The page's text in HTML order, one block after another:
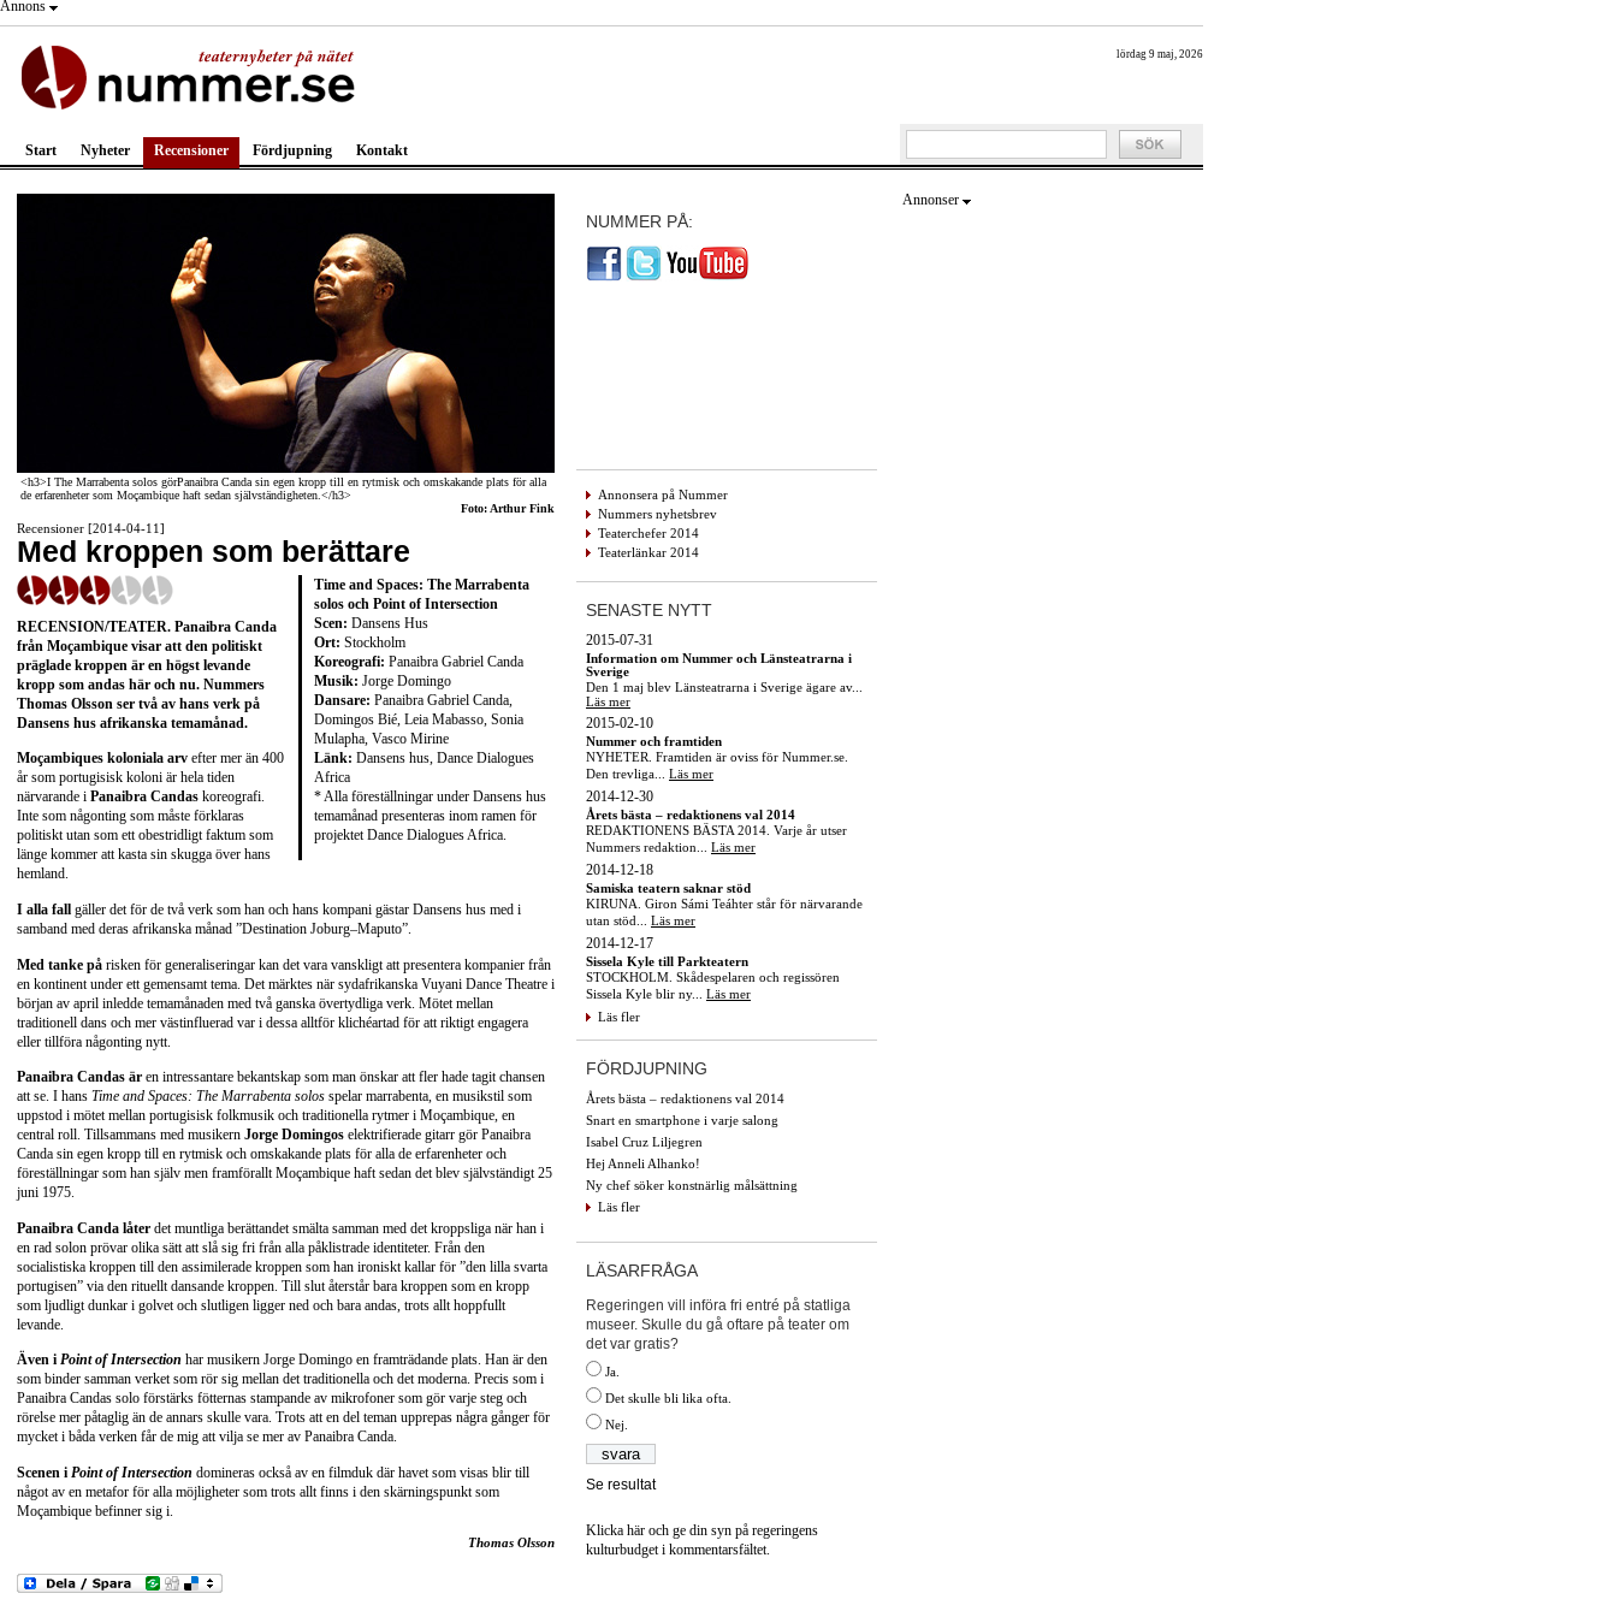
Annons
lördag 9 maj, 2026
Start Nyheter Recensioner Fördjupning Kontakt
<h3>I The Marrabenta solos görPanaibra Canda sin egen kropp till en rytmisk och omskakande plats för alla
de erfarenheter som Moçambique haft sedan självständigheten.</h3>
Foto: Arthur Fink
Recensioner [2014-04-11]
Med kroppen som berättare
Time and Spaces: The Marrabenta
solos och Point of Intersection
Scen: Dansens Hus
Ort: Stockholm
Koreografi: Panaibra Gabriel Canda
Musik: Jorge Domingo
Dansare: Panaibra Gabriel Canda,
Domingos Bié, Leia Mabasso, Sonia
Mulapha, Vasco Mirine
Länk: Dansens hus, Dance Dialogues
Africa
* Alla föreställningar under Dansens hus
temamånad presenteras inom ramen för
projektet Dance Dialogues Africa.
RECENSION/TEATER. Panaibra Canda
från Moçambique visar att den politiskt
präglade kroppen är en högst levande
kropp som andas här och nu. Nummers
Thomas Olsson ser två av hans verk på
Dansens hus afrikanska temamånad.
Moçambiques koloniala arv efter mer än 400
år som portugisisk koloni är hela tiden
närvarande i Panaibra Candas koreografi.
Inte som någonting som måste förklaras
politiskt utan som ett obestridligt faktum som
länge kommer att kasta sin skugga över hans
hemland.
I alla fall gäller det för de två verk som han och hans kompani gästar Dansens hus med i
samband med deras afrikanska månad ”Destination Joburg–Maputo”.
Med tanke på risken för generaliseringar kan det vara vanskligt att presentera kompanier från
en kontinent under ett gemensamt tema. Det märktes när sydafrikanska Vuyani Dance Theatre i
början av april inledde temamånaden med två ganska övertydliga verk. Mötet mellan
traditionell dans och mer västinfluerad var i dessa alltför klichéartad för att riktigt engagera
eller tillföra någonting nytt.
Panaibra Candas är en intressantare bekantskap som man önskar att fler hade tagit chansen
att se. I hans Time and Spaces: The Marrabenta solos spelar marrabenta, en musikstil som
uppstod i mötet mellan portugisisk folkmusik och traditionella rytmer i Moçambique, en
central roll. Tillsammans med musikern Jorge Domingos elektrifierade gitarr gör Panaibra
Canda sin egen kropp till en rytmisk och omskakande plats för alla de erfarenheter och
föreställningar som han själv men framförallt Moçambique haft sedan det blev självständigt 25
juni 1975.
Panaibra Canda låter det muntliga berättandet smälta samman med det kroppsliga när han i
en rad solon prövar olika sätt att slå sig fri från alla påklistrade identiteter. Från den
socialistiska kroppen till den assimilerade kroppen som han ironiskt kallar för ”den lilla svarta
portugisen” via den rituellt dansande kroppen. Till slut återstår bara kroppen som en kropp
som ljudligt dunkar i golvet och slutligen ligger ned och bara andas, trots allt hoppfullt
levande.
Även i Point of Intersection har musikern Jorge Domingo en framträdande plats. Han är den
som binder samman verket som rör sig mellan det traditionella och det moderna. Precis som i
Panaibra Candas solo förstärks fötternas stampande av mikrofoner som gör varje steg och
rörelse mer påtaglig än de annars skulle vara. Trots att en del teman upprepas några gånger för
mycket i båda verken får de mig att vilja se mer av Panaibra Canda.
Scenen i Point of Intersection domineras också av en filmduk där havet som visas blir till
något av en metafor för alla möjligheter som trots allt finns i den skärningspunkt som
Moçambique befinner sig i.
Thomas Olsson
NUMMER PÅ:
Annonsera på Nummer
Nummers nyhetsbrev
Teaterchefer 2014
Teaterlänkar 2014
SENASTE NYTT
2015-07-31
Information om Nummer och Länsteatrarna i
Sverige
Den 1 maj blev Länsteatrarna i Sverige ägare av...
Läs mer
2015-02-10
Nummer och framtiden
NYHETER. Framtiden är oviss för Nummer.se.
Den trevliga... Läs mer
2014-12-30
Årets bästa – redaktionens val 2014
REDAKTIONENS BÄSTA 2014. Varje år utser
Nummers redaktion... Läs mer
2014-12-18
Samiska teatern saknar stöd
KIRUNA. Giron Sámi Teáhter står för närvarande
utan stöd... Läs mer
2014-12-17
Sissela Kyle till Parkteatern
STOCKHOLM. Skådespelaren och regissören
Sissela Kyle blir ny... Läs mer
Läs fler
FÖRDJUPNING
Årets bästa – redaktionens val 2014
Snart en smartphone i varje salong
Isabel Cruz Liljegren
Hej Anneli Alhanko!
Ny chef söker konstnärlig målsättning
Läs fler
LÄSARFRÅGA
Regeringen vill införa fri entré på statliga
museer. Skulle du gå oftare på teater om
det var gratis?
Ja.
Det skulle bli lika ofta.
Nej.
Se resultat
Klicka här och ge din syn på regeringens
kulturbudget i kommentarsfältet.
Annonser